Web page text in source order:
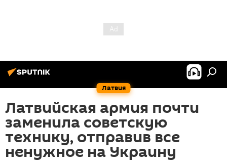
Латвия
Латвийская армия почти
заменила советскую
технику, отправив все
ненужное на Украину